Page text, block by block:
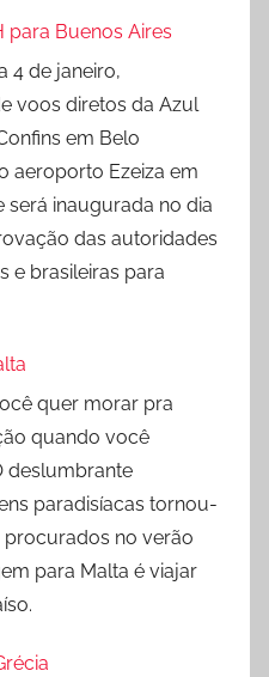
para Buenos Aires
4 de janeiro,
voos diretos da Azul
em Belo
aeroporto Ezeiza em
será inaugurada no dia
das autoridades
e brasileiras para
quer morar pra
quando você
deslumbrante
paradisíacas tornou-
procurados no verão
para Malta é viajar